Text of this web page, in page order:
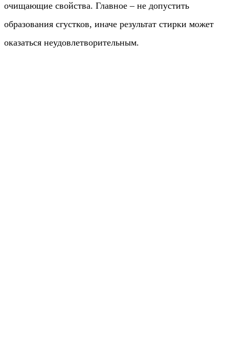
очищающие свойства. Главное – не допустить
образования сгустков, иначе результат стирки может
оказаться неудовлетворительным.